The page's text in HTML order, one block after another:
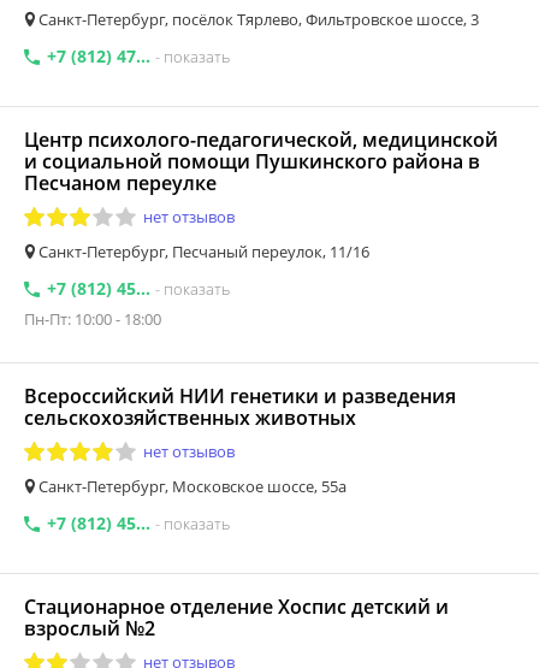
Санкт-Петербург, посёлок Тярлево, Фильтровское шоссе, 3
+7 (812) 47... - показать
Центр психолого-педагогической, медицинской
и социальной помощи Пушкинского района в
Песчаном переулке
нет отзывов
Санкт-Петербург, Песчаный переулок, 11/16
+7 (812) 45... - показать
Пн-Пт: 10:00 - 18:00
Всероссийский НИИ генетики и разведения
сельскохозяйственных животных
нет отзывов
Санкт-Петербург, Московское шоссе, 55а
+7 (812) 45... - показать
Стационарное отделение Хоспис детский и
взрослый №2
нет отзывов